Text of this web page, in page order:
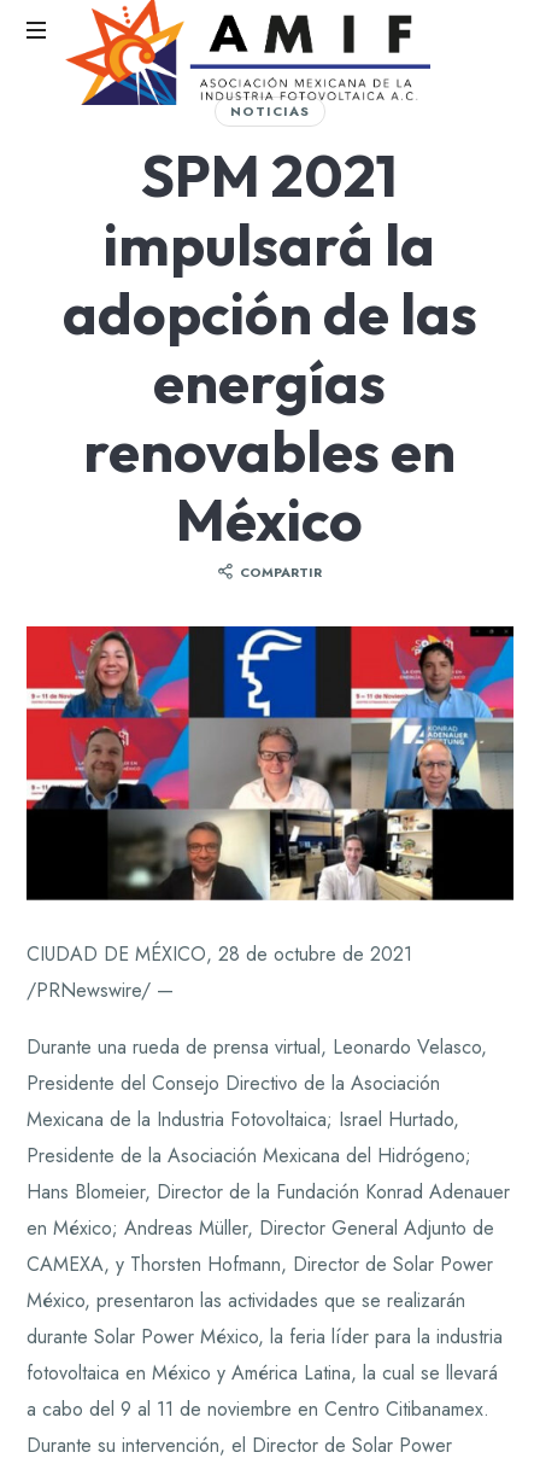
AMIF
Industria
NOTICIAS
SPM 2021
impulsará la
adopción de las
energías
renovables en
México
COMPARTIR
CIUDAD DE MÉXICO, 28 de octubre de 2021
/PRNewswire/ —
Durante una rueda de prensa virtual, Leonardo Velasco,
Presidente del Consejo Directivo de la Asociación
Mexicana de la Industria Fotovoltaica; Israel Hurtado,
Presidente de la Asociación Mexicana del Hidrógeno;
Hans Blomeier, Director de la Fundación Konrad Adenauer
en México; Andreas Müller, Director General Adjunto de
CAMEXA, y Thorsten Hofmann, Director de Solar Power
México, presentaron las actividades que se realizarán
durante Solar Power México, la feria líder para la industria
fotovoltaica en México y América Latina, la cual se llevará
a cabo del 9 al 11 de noviembre en Centro Citibanamex.
Durante su intervención, el Director de Solar Power